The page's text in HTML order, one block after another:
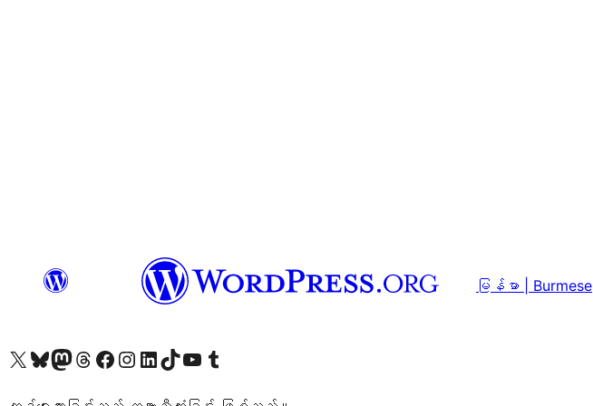
မြန်မာ | Burmese
ကျွန်ုပ်တို့၏ X (ယခင် Twitter) အကောင့်သို့ သွားရောက်ကြည့်ရှုပါကျွန်ုပ်တို့၏ Bluesky အကောင့်သို့ ဝင်ရောက်ကြည့်ရှုရန်
ကျွန်ုပ်တို့၏ Mastodon အကောင့်သို့ သွားရောက်ကြည့်ရှုပါကျွန်ုပ်တို့၏ Threads အကောင့်သို့ ဝင်ရောက်ကြည့်ရှုရန်
ကျွန်ုပ်တို့၏ Facebook စာမျက်နှာသို့ သွားရောက်ကြည့်ရှုပါကျွန်ုပ်တို့၏ Instagram အကောင့်သို့ သွားရောက်ကြည့်ရှုပါ ကျွန်ုပ်တို့၏ LinkedIn အကောင့်သို့ သွားရောက်ကြည့်ရှုပါကျွန်ုပ်တို့၏ TikTok အကောင့်သို့ ဝင်ရောက်ကြည့်ရှုရန်
ကျွန်ုပ်တို့၏ YouTube ချန်နယ်သို့ သွားရောက်ကြည့်ရှုပါ ကျွန်ုပ်တို့၏ Tumblr အကောင့်သို့ ဝင်ရောက်ကြည့်ရှုရန်